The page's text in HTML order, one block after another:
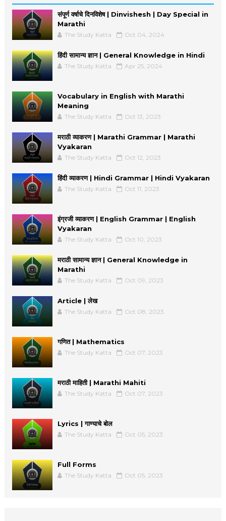
संपूर्ण वर्षाचे दिनविशेष | Dinvishesh | Day Special in
Marathi
The Study Katta Oct 04, 2024
हिंदी सामान्य ज्ञान | General Knowledge in Hindi
The Study Katta Apr 25, 2024
Vocabulary in English with Marathi
Meaning
The Study Katta Oct 13, 2023
मराठी व्याकरण | Marathi Grammar | Marathi
Vyakaran
The Study Katta Oct 12, 2023
हिंदी व्याकरण | Hindi Grammar | Hindi Vyakaran
The Study Katta Oct 11, 2023
इंग्रजी व्याकरण | English Grammar | English
Vyakaran
The Study Katta Oct 10, 2023
मराठी सामान्य ज्ञान | General Knowledge in
Marathi
The Study Katta Oct 09, 2023
Article | लेख
The Study Katta Oct 08, 2023
गणित | Mathematics
The Study Katta Oct 07, 2023
मराठी माहिती | Marathi Mahiti
The Study Katta Oct 07, 2023
Lyrics | गाण्याचे बोल
The Study Katta Oct 05, 2023
Full Forms
The Study Katta Oct 05, 2023